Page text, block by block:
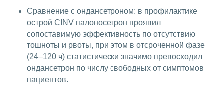
Сравнение с ондансетроном: в профилактике
острой CINV палоносетрон проявил
сопоставимую эффективность по отсутствию
тошноты и рвоты, при этом в отсроченной фазе
(24–120 ч) статистически значимо превосходил
ондансетрон по числу свободных от симптомов
пациентов.